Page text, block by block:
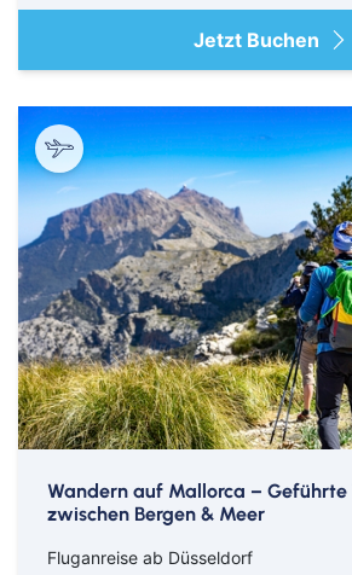
Jetzt Buchen
Wandern auf Mallorca – Geführte
zwischen Bergen & Meer
Fluganreise ab Düsseldorf